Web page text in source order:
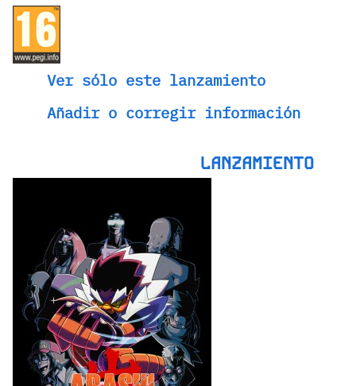
Ver sólo este lanzamiento
Añadir o corregir información
LANZAMIENTO